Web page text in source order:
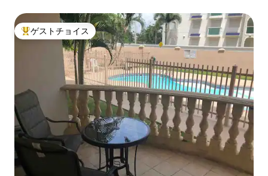
大好評のゲストチョイスです。
ゲストチョイス